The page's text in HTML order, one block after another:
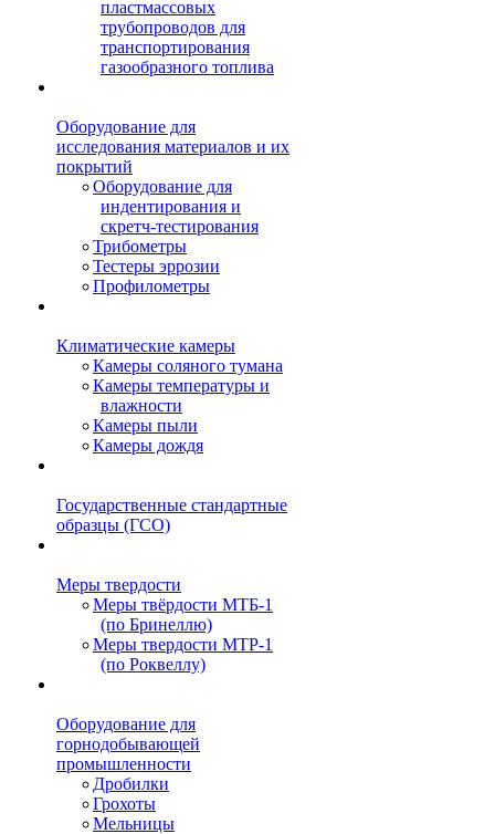
пластмассовых
трубопроводов для
транспортирования
газообразного топлива
Оборудование для
исследования материалов и их
покрытий
Оборудование для
индентирования и
скретч-тестирования
Трибометры
Тестеры эррозии
Профилометры
Климатические камеры
Камеры соляного тумана
Камеры температуры и
влажности
Камеры пыли
Камеры дождя
Государственные стандартные
образцы (ГСО)
Меры твердости
Меры твёрдости МТБ-1
(по Бринеллю)
Меры твердости МТР-1
(по Роквеллу)
Оборудование для
горнодобывающей
промышленности
Дробилки
Грохоты
Мельницы